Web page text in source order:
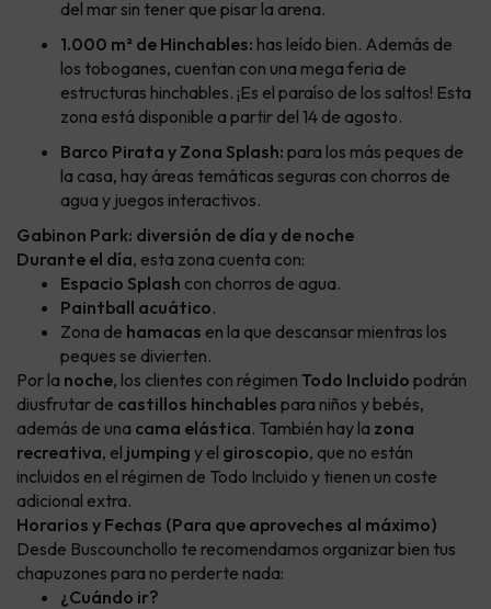
del mar sin tener que pisar la arena.
1.000 m² de Hinchables: has leído bien. Además de
los toboganes, cuentan con una mega feria de
estructuras hinchables. ¡Es el paraíso de los saltos! Esta
zona está disponible a partir del 14 de agosto.
Barco Pirata y Zona Splash: para los más peques de
la casa, hay áreas temáticas seguras con chorros de
agua y juegos interactivos.
Gabinon Park: diversión de día y de noche
Durante el día, esta zona cuenta con:
Espacio Splash con chorros de agua.
Paintball acuático.
Zona de hamacas en la que descansar mientras los
peques se divierten.
Por la noche, los clientes con régimen Todo Incluido podrán
diusfrutar de castillos hinchables para niños y bebés,
además de una cama elástica. También hay la zona
recreativa, el jumping y el giroscopio, que no están
incluidos en el régimen de Todo Incluido y tienen un coste
adicional extra.
Horarios y Fechas (Para que aproveches al máximo)
Desde Buscounchollo te recomendamos organizar bien tus
chapuzones para no perderte nada:
¿Cuándo ir?